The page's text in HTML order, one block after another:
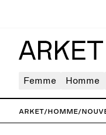
Femme Homme
ARKET/Homme/